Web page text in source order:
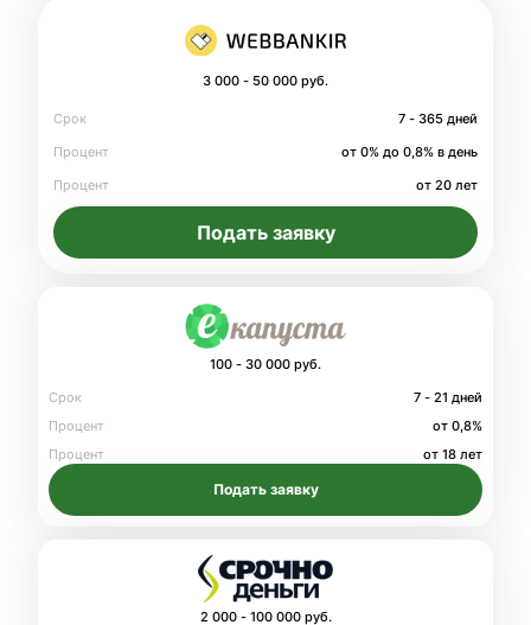
3 000 - 50 000 руб.
Срок
7 - 365 дней
Процент
от 0% до 0,8% в день
Процент
от 20 лет
Подать заявку
100 - 30 000 руб.
Срок
7 - 21 дней
Процент
от 0,8%
Процент
от 18 лет
Подать заявку
2 000 - 100 000 руб.